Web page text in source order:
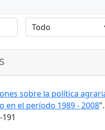
sobre la política
en el período 1989 - 2008